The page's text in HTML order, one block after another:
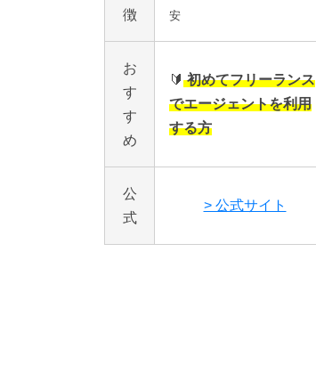
徴
安
お
す
す
め
🔰初めてフリーランス
でエージェントを利用
する方
公
式
> 公式サイト